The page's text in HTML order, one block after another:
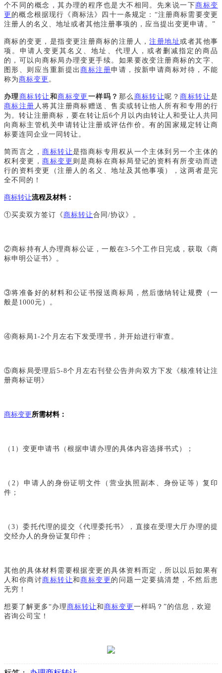
个不同的概念，其办理的程序也是大不相同。先来说一下商标变
更 的概念根据现行《商标法》四十一条规定：“注册商标需要变更
注册人的名义、地址或者其他注册事项的，应当提出变更申请。”
商标的变更，是指变更注册商标的注册人，注册地址或者其他事
项。申请人变更其名义、地址、代理人，或者删减指定的商品
的，可以向商标局办理变更手续。如果要改变注册商标的文字、
图形、则应当重新提出商标注册申请，按新申请商标对待，不能
称为商标变更 。
办理商标转让 和商标变更 一样吗？ 那么 商标转让 呢？商标转让是
商标注册 人将其注册商标赠送、售卖或转让他人所有和专用的行
为。转让注册商标，要在转让后6个月以内由转让人和受让人共同
向商标主管机关申请转让注册或评估作价。有的国家规定转让商
标要连同企业一同转让。
简而言之，商标转让是指商标专用权从一个主体到另一个主体的
权利变更，商标变更 则是商标在商标局登记的资料有所变动而进
行的资料变更（注册人的名义、地址及其他事项），这两者是完
全不同的！
商标转让流程及材料：
①买卖双方签订《商标转让合同/协议》。
②商标持有人办理商标公证，一般在3-5个工作日完成，获取《商
标申明公证书》。
③将准备好的材料和公证书报送商标局，然后缴纳转让规费（一
般是1000元）。
④商标局1-2个月左右下发受理书，并开始进行审查。
⑤商标局受理后5-8个月左右刊登公告并向双方下发《核准转让注
册商标证明》
商标变更所需材料：
（1）变更申请书（根据申请办理的具体内容选择书式）；
（2）申请人的身份证明文件（营业执照副本、身份证等）复印
件；
（3）委托代理的提交《代理委托书》，直接在受理大厅办理的提
交经办人的身份证复印件；
其他的具体材料需要根据变更的具体资料而定，所以以后如果有
人和你商讨商标转让和商标变更 的问题一定要搞清楚，不然后患
无穷！
想要了解更多“办理商标转让和 商标变更一样吗？”的信息，欢迎
咨询公司宝！